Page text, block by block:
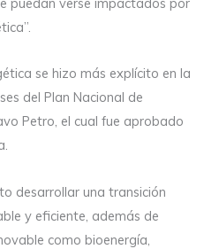
se hizo más explícito en la
del Plan Nacional de
Petro, el cual fue aprobado
desarrollar una transición
y eficiente, además de
como bioenergía,